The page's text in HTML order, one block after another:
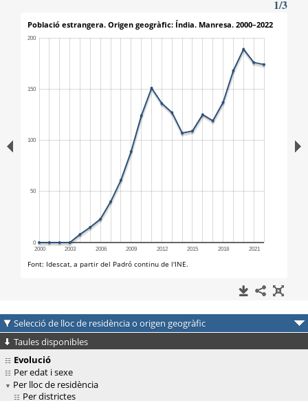
Selecció de lloc de residència o origen geogràfic
Taules disponibles
Evolució
Per edat i sexe
Per lloc de residència
Per districtes